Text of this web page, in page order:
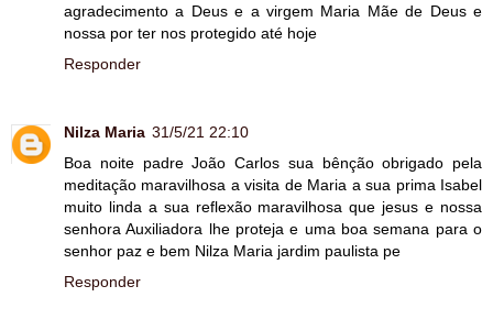
agradecimento a Deus e a virgem Maria Mãe de Deus e
nossa por ter nos protegido até hoje
Responder
Nilza Maria 31/5/21 22:10
Boa noite padre João Carlos sua bênção obrigado pela
meditação maravilhosa a visita de Maria a sua prima Isabel
muito linda a sua reflexão maravilhosa que jesus e nossa
senhora Auxiliadora lhe proteja e uma boa semana para o
senhor paz e bem Nilza Maria jardim paulista pe
Responder